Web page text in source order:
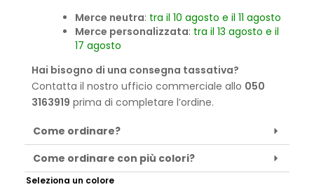
Merce neutra: tra il 10 agosto e il 11 agosto
Merce personalizzata: tra il 13 agosto e il
17 agosto
Hai bisogno di una consegna tassativa?
Contatta il nostro ufficio commerciale allo 050
3163919 prima di completare l’ordine.
Come ordinare?
Come ordinare con più colori?
Seleziona un colore